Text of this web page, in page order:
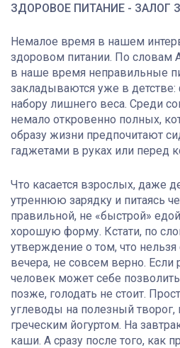
ЗДОРОВОЕ ПИТАНИЕ - ЗАЛОГ
Немалое время в нашем
здоровом питании. По словам
в наше время неправильные
закладываются уже в детстве:
набору лишнего веса. Среди
немало откровенно полных,
образу жизни предпочитают
гаджетами в руках или перед
Что касается взрослых, даже
утреннюю зарядку и питаясь
правильной, не «быстрой»
хорошую форму. Кстати, по
утверждение о том, что
вечера, не совсем верно. Если
человек может себе
позже, голодать не стоит.
углеводы на полезный
греческим йогуртом. На
каши. А сразу после того, как